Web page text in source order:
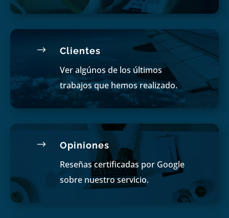
$ Clientes
Ver algúnos de los últimos
trabajos que hemos realizado.
$ Opiniones
Reseñas certificadas por Google
sobre nuestro servicio.